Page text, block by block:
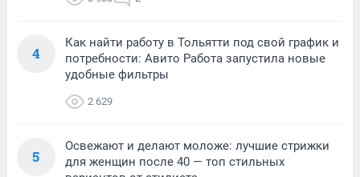
4
Как найти работу в Тольятти под свой график и
потребности: Авито Работа запустила новые
удобные фильтры
2 629
5
Освежают и делают моложе: лучшие стрижки
для женщин после 40 — топ стильных